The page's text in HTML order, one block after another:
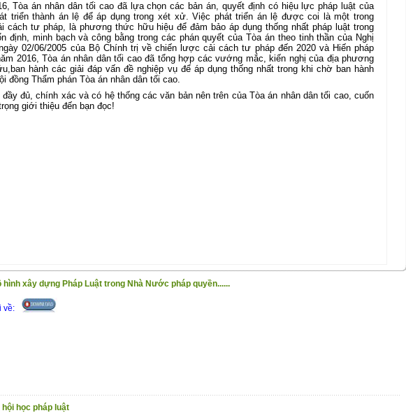
Tòa án nhân dân tối cao đã lựa chọn các bản án, quyết định có hiệu lực pháp luật của
triển thành án lệ để áp dụng trong xét xử. Việc phát triển án lệ được coi là một trong
cách tư pháp, là phương thức hữu hiệu để đảm bảo áp dụng thống nhất pháp luật trong
định, minh bạch và công bằng trong các phán quyết của Tòa án theo tinh thần của Nghị
02/06/2005 của Bộ Chính trị về chiến lược cải cách tư pháp đến 2020 và Hiến pháp
2016, Tòa án nhân dân tối cao đã tổng hợp các vướng mắc, kiến nghị của địa phương
hành các giải đáp vấn đề nghiệp vụ để áp dụng thống nhất trong khi chờ ban hành
đồng Thẩm phán Tòa án nhân dân tối cao.
đủ, chính xác và có hệ thống các văn bản nên trên của Tòa án nhân dân tối cao, cuốn
giới thiệu đến bạn đọc!
hình xây dựng Pháp Luật trong Nhà Nước pháp quyền......
về:
hội học pháp luật